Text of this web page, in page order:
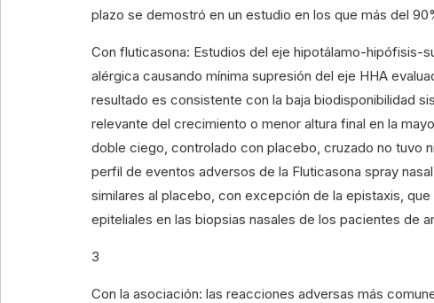
plazo se demostró en un estudio en los que más del
Con fluticasona: Estudios del eje hipotálamo-hipófisis-
alérgica causando mínima supresión del eje HHA
resultado es consistente con la baja biodisponibilidad
relevante del crecimiento o menor altura final en la
doble ciego, controlado con placebo, cruzado no tuvo
perfil de eventos adversos de la Fluticasona spray
similares al placebo, con excepción de la epistaxis,
epiteliales en las biopsias nasales de los pacientes de
3
Con la asociación: las reacciones adversas más